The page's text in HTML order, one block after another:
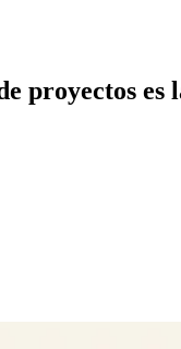
proyectos es